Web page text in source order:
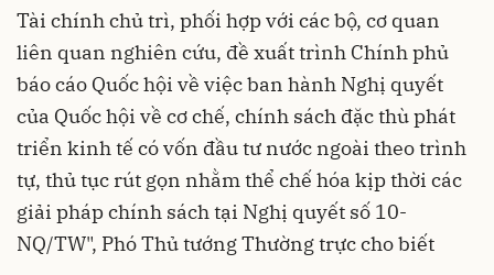
Tài chính chủ trì, phối hợp với các bộ, cơ quan
liên quan nghiên cứu, đề xuất trình Chính phủ
báo cáo Quốc hội về việc ban hành Nghị quyết
của Quốc hội về cơ chế, chính sách đặc thù phát
triển kinh tế có vốn đầu tư nước ngoài theo trình
tự, thủ tục rút gọn nhằm thể chế hóa kịp thời các
giải pháp chính sách tại Nghị quyết số 10-
NQ/TW", Phó Thủ tướng Thường trực cho biết